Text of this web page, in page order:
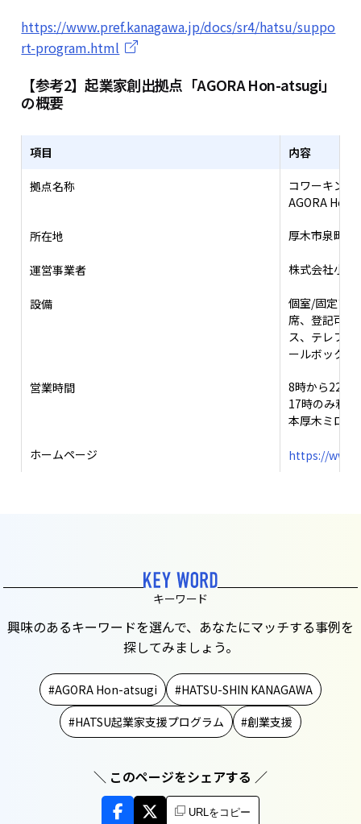
https://www.pref.kanagawa.jp/docs/sr4/hatsu/suppo
rt-program.html
【参考2】起業家創出拠点「AGORA Hon-atsugi」
の概要
項目 内容
拠点名称
コワーキン
AGORA
所在地 厚木市泉町
運営事業者 株式会社小田
設備
個室/固定ブ
席、登記可、
ス、テレフ
ールボックス
営業時間
8時から22時
17時のみ利
本厚木ミロー
ホームページ https://
キーワード
興味のあるキーワードを選んで、あなたにマッチする事例を
探してみましょう。
AGORA Hon-atsugi
HATSU-SHIN KANAGAWA
HATSU起業家支援プログラム
創業支援
＼ このページをシェアする ／
URLをコピー